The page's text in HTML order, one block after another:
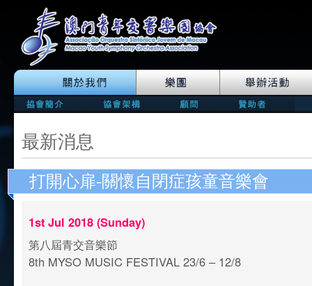
最新消息
打開心扉-關懷自閉症孩童音樂會
1st Jul 2018 (Sunday)
第八屆青交音樂節
8th MYSO MUSIC FESTIVAL 23/6 – 12/8